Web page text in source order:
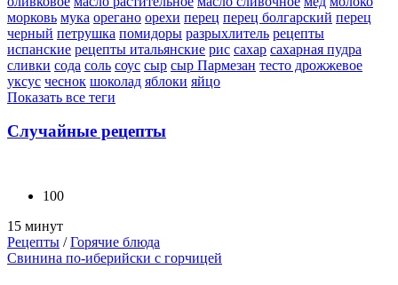
морковь мука орегано орехи перец перец болгарский перец
черный петрушка помидоры разрыхлитель рецепты
испанские рецепты итальянские рис сахар сахарная пудра
сливки сода соль соус сыр сыр Пармезан тесто дрожжевое
уксус чеснок шоколад яблоки яйцо
Показать все теги
Случайные рецепты
100
15 минут
Рецепты /Горячие блюда
Свинина по-иберийски с горчицей